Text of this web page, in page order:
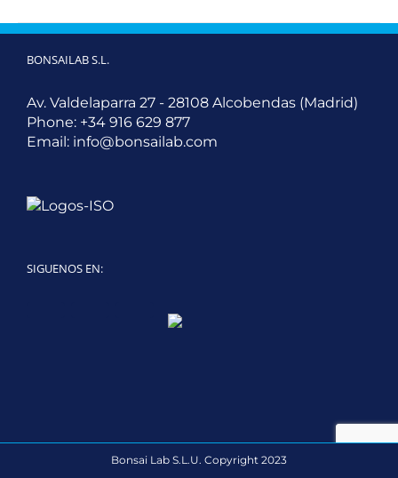
BONSAILAB S.L.
Av. Valdelaparra 27 - 28108 Alcobendas (Madrid)
Phone: +34 916 629 877
Email: info@bonsailab.com
SIGUENOS EN:
LinkedInYouTube
Bonsai Lab S.L.U. Copyright 2023